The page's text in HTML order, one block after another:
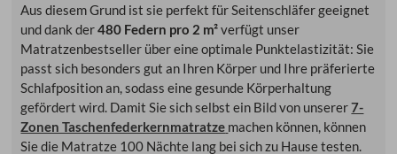
Aus diesem Grund ist sie perfekt für Seitenschläfer geeignet
und dank der480 Federn pro 2 m²verfügt unser
Matratzenbestseller über eine optimale Punktelastizität: Sie
passt sich besonders gut an Ihren Körper und Ihre präferierte
Schlafposition an, sodass eine gesunde Körperhaltung
gefördert wird. Damit Sie sich selbst ein Bild von unserer7-
Zonen Taschenfederkernmatratze machen können, können
Sie die Matratze 100 Nächte lang bei sich zu Hause testen.